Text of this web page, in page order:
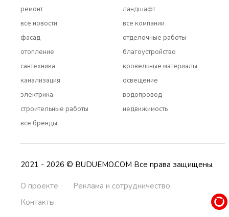
ремонт
все новости
ландшафт
все компании
фасад
отопление
сантехника
канализация
электрика
строительные работы
все бренды
отделочные работы
благоустройство
кровельные материалы
освещение
водопровод
недвижимость
2021 - 2026 © BUDUEMO.COM Все права защищены.
О проекте
Реклама и сотрудничество
Контакты